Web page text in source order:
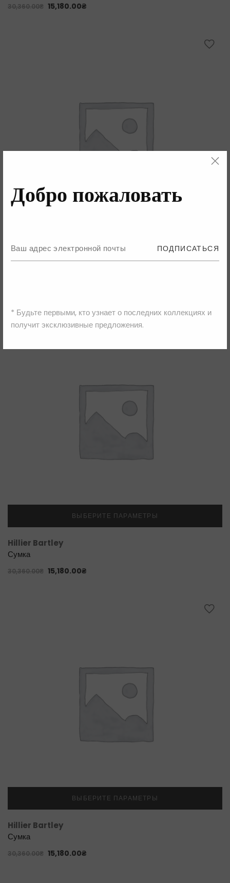
Добро пожаловать
ПОДПИСАТЬСЯ
* Будьте первыми, кто узнает о последних коллекциях и
получит эксклюзивные предложения.
30,360.00₴ 15,180.00₴
Hillier Bartley
ВЫБЕРИТЕ ПАРАМЕТРЫ
Hillier Bartley
Сумка
30,360.00₴ 15,180.00₴
ВЫБЕРИТЕ ПАРАМЕТРЫ
Hillier Bartley
Сумка
30,360.00₴ 15,180.00₴